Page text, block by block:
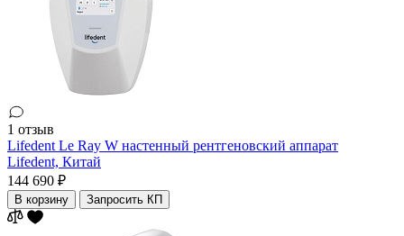
1 отзыв
Lifedent Le Ray W настенный рентгеновский аппарат
Lifedent, Китай
144 690 ₽
В корзину Запросить КП